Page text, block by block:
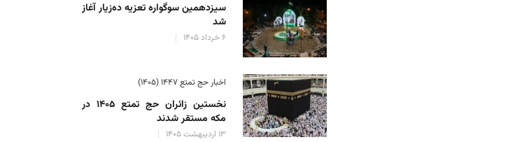
سیزدهمین سوگواره تعزیه ده‌زیار آغاز
شد
۶ خرداد ۱۴۰۵
اخبار حج تمتع ۱۴۴۷ (۱۴۰۵)
نخستین زائران حج تمتع ۱۴۰۵ در
مکه مستقر شدند
۱۳ اردیبهشت ۱۴۰۵